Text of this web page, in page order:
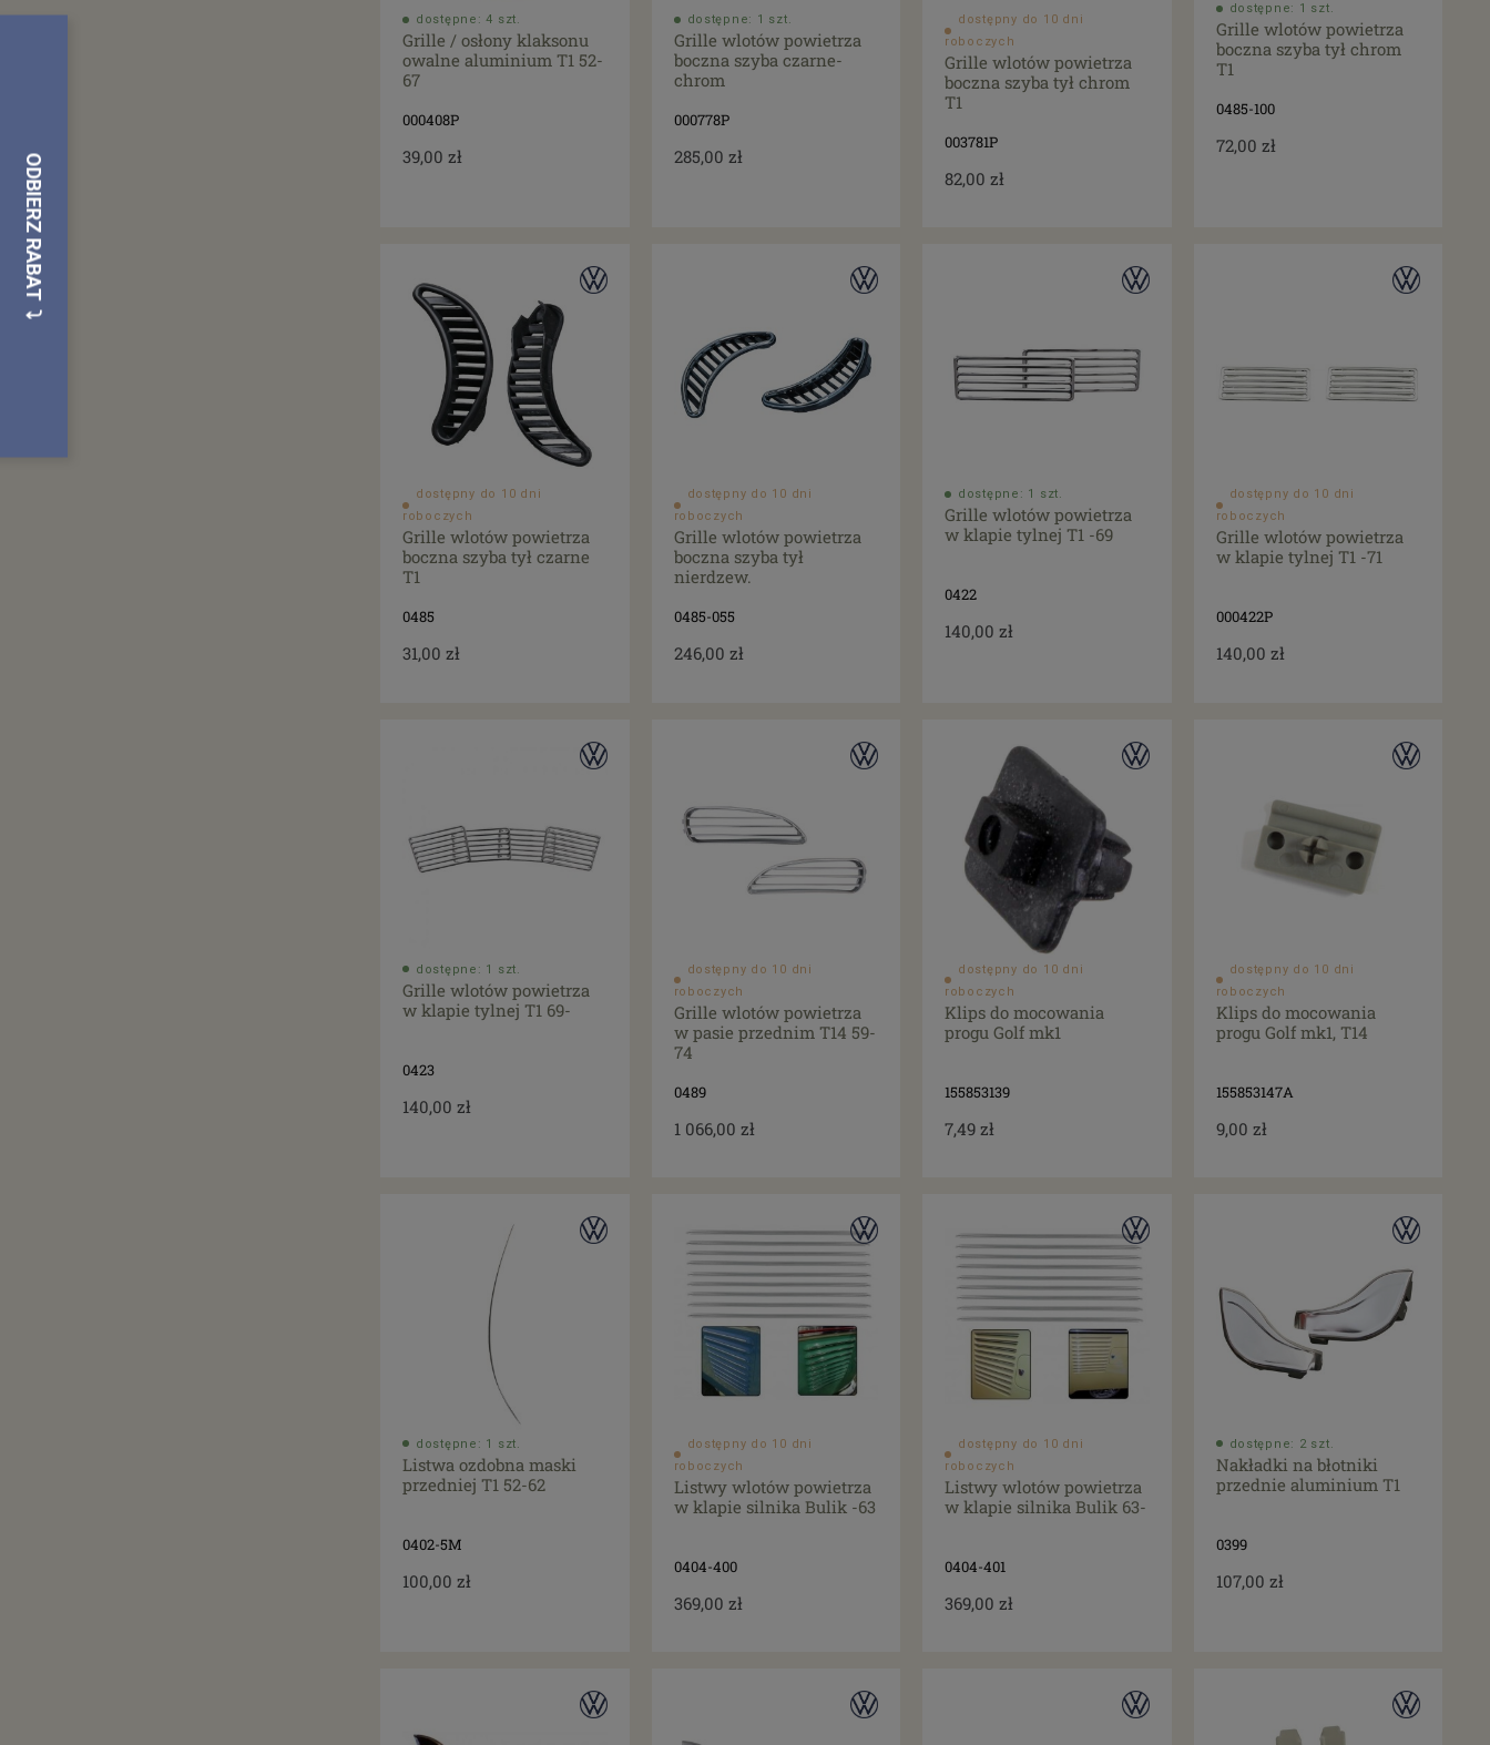
dostępne: 4 szt.
Grille / osłony klaksonu
owalne aluminium T1 52-
67
000408P
39,00 zł
dostępne: 1 szt.
Grille wlotów powietrza
boczna szyba czarne-
chrom
000778P
285,00 zł
dostępny do 10 dni
roboczych
Grille wlotów powietrza
boczna szyba tył chrom
T1
003781P
82,00 zł
dostępne: 1 szt.
Grille wlotów powietrza
boczna szyba tył chrom
T1
0485-100
72,00 zł
dostępny do 10 dni
roboczych
Grille wlotów powietrza
boczna szyba tył czarne
T1
0485
31,00 zł
dostępny do 10 dni
roboczych
Grille wlotów powietrza
boczna szyba tył
nierdzew.
0485-055
246,00 zł
dostępne: 1 szt.
Grille wlotów powietrza
w klapie tylnej T1 -69
0422
140,00 zł
dostępny do 10 dni
roboczych
Grille wlotów powietrza
w klapie tylnej T1 -71
000422P
140,00 zł
dostępne: 1 szt.
Grille wlotów powietrza
w klapie tylnej T1 69-
0423
140,00 zł
dostępny do 10 dni
roboczych
Grille wlotów powietrza
w pasie przednim T14 59-
74
0489
1 066,00 zł
dostępny do 10 dni
roboczych
Klips do mocowania
progu Golf mk1
155853139
7,49 zł
dostępny do 10 dni
roboczych
Klips do mocowania
progu Golf mk1, T14
155853147A
9,00 zł
dostępne: 1 szt.
Listwa ozdobna maski
przedniej T1 52-62
0402-5M
100,00 zł
dostępny do 10 dni
roboczych
Listwy wlotów powietrza
w klapie silnika Bulik -63
0404-400
369,00 zł
dostępny do 10 dni
roboczych
Listwy wlotów powietrza
w klapie silnika Bulik 63-
0404-401
369,00 zł
dostępne: 2 szt.
Nakładki na błotniki
przednie aluminium T1
0399
107,00 zł